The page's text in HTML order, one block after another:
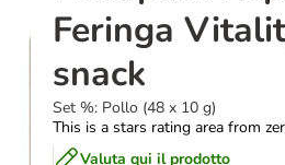
Feringa
snack
Set %: Pollo (48 x 10 g)
This is a stars rating area from
Valuta qui il prodotto